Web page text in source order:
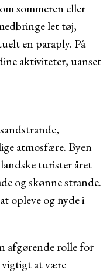
sommeren eller
let tøj,
en paraply. På
aktiviteter, uanset
atmosfære. Byen
turister året
og skønne strande.
opleve og nyde i
afgørende rolle for
vigtigt at være